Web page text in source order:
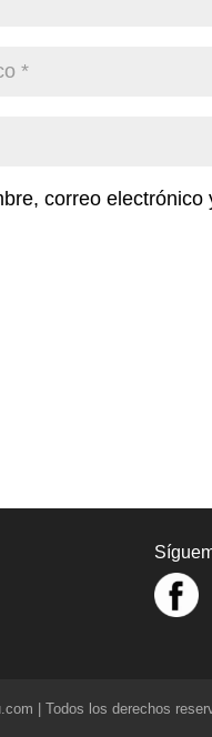
correo
| Todos los derechos